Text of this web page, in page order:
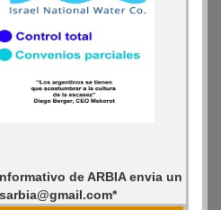
de ARBIA envia un